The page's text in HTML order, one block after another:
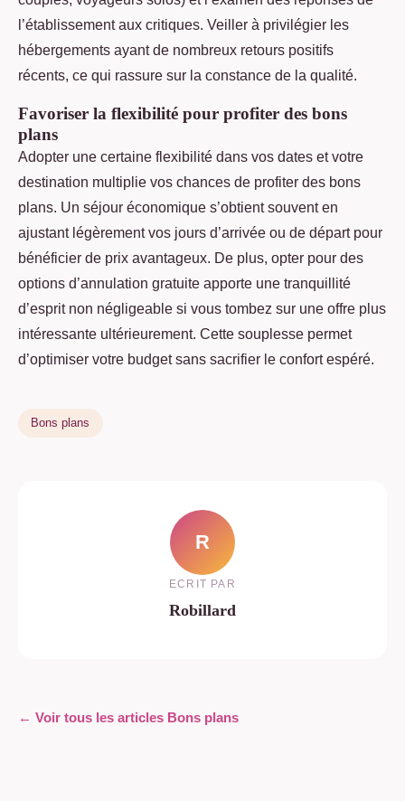
l’établissement aux critiques. Veiller à privilégier les
hébergements ayant de nombreux retours positifs
récents, ce qui rassure sur la constance de la qualité.
Favoriser la flexibilité pour profiter des bons
plans
Adopter une certaine flexibilité dans vos dates et votre
destination multiplie vos chances de profiter des bons
plans. Un séjour économique s’obtient souvent en
ajustant légèrement vos jours d’arrivée ou de départ pour
bénéficier de prix avantageux. De plus, opter pour des
options d’annulation gratuite apporte une tranquillité
d’esprit non négligeable si vous tombez sur une offre plus
intéressante ultérieurement. Cette souplesse permet
d’optimiser votre budget sans sacrifier le confort espéré.
Bons plans
R
ECRIT PAR
Robillard
← Voir tous les articles Bons plans